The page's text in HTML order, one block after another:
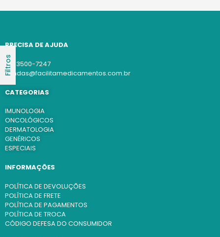
Filtros
PRECISA DE AJUDA
(11) 3500-7247
vendas@facilitamedicamentos.com.br
CATEGORIAS
IMUNOLOGIA
ONCOLÓGICOS
DERMATOLOGIA
GENÉRICOS
ESPECIAIS
INFORMAÇÕES
POLÍTICA DE DEVOLUÇÕES
POLÍTICA DE FRETE
POLÍTICA DE PAGAMENTOS
POLÍTICA DE TROCA
CÓDIGO DEFESA DO CONSUMIDOR